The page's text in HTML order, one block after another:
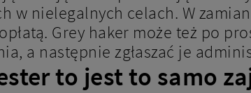
w nielegalnych celach. W
Grey haker może też po
a następnie zgłaszać je
to jest to samo